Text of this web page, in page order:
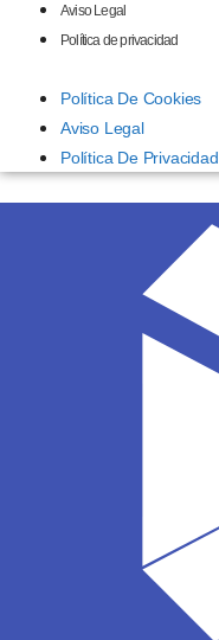
Aviso Legal
Política de privacidad
Política De Cookies
Aviso Legal
Política De Privacidad